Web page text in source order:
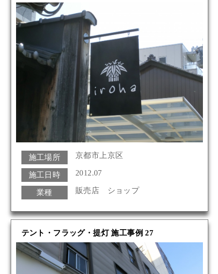
施工場所 京都市上京区
施工日時 2012.07
業種 販売店 ショップ
テント・フラッグ・提灯 施工事例 27